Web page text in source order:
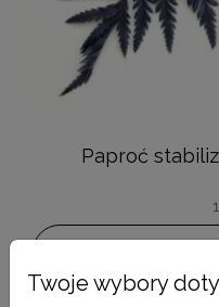
Paproć
Twoje wybory